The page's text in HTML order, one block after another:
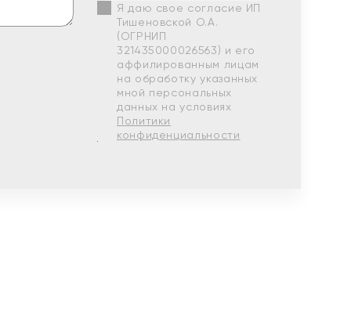
Я даю свое согласие ИП
Тишеновской О.А.
(ОГРНИП
321435000026563) и его
аффилированным лицам
на обработку указанных
мной персональных
данных на условиях
Политики
конфиденциальности